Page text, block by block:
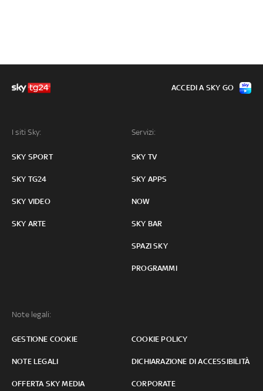
I siti Sky:
SKY SPORT
SKY TG24
SKY VIDEO
SKY ARTE
Servizi:
SKY TV
SKY APPS
NOW
SKY BAR
SPAZI SKY
PROGRAMMI
Note legali:
GESTIONE COOKIE COOKIE POLICY
NOTE LEGALI DICHIARAZIONE DI ACCESSIBILITÀ
OFFERTA SKY MEDIA CORPORATE
ACCEDI A SKY GO